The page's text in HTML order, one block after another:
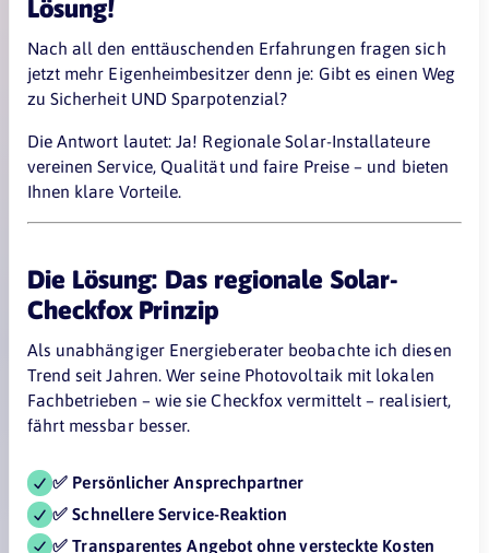
Lösung!
Nach all den enttäuschenden Erfahrungen fragen sich
jetzt mehr Eigenheimbesitzer denn je: Gibt es einen Weg
zu Sicherheit UND Sparpotenzial?
Die Antwort lautet: Ja! Regionale Solar-Installateure
vereinen Service, Qualität und faire Preise – und bieten
Ihnen klare Vorteile.
Die Lösung: Das regionale Solar-
Checkfox Prinzip
Als unabhängiger Energieberater beobachte ich diesen
Trend seit Jahren. Wer seine Photovoltaik mit lokalen
Fachbetrieben – wie sie Checkfox vermittelt – realisiert,
fährt messbar besser.
✅ Persönlicher Ansprechpartner
✅ Schnellere Service-Reaktion
✅ Transparentes Angebot ohne versteckte Kosten